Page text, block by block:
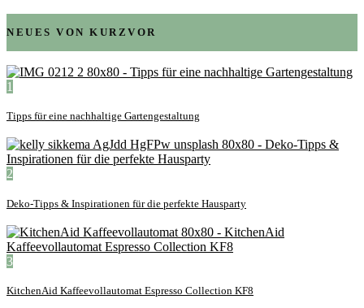
NEUES VON KURZVOR
1
Tipps für eine nachhaltige Gartengestaltung
2
Deko-Tipps & Inspirationen für die perfekte Hausparty
3
KitchenAid Kaffeevollautomat Espresso Collection KF8